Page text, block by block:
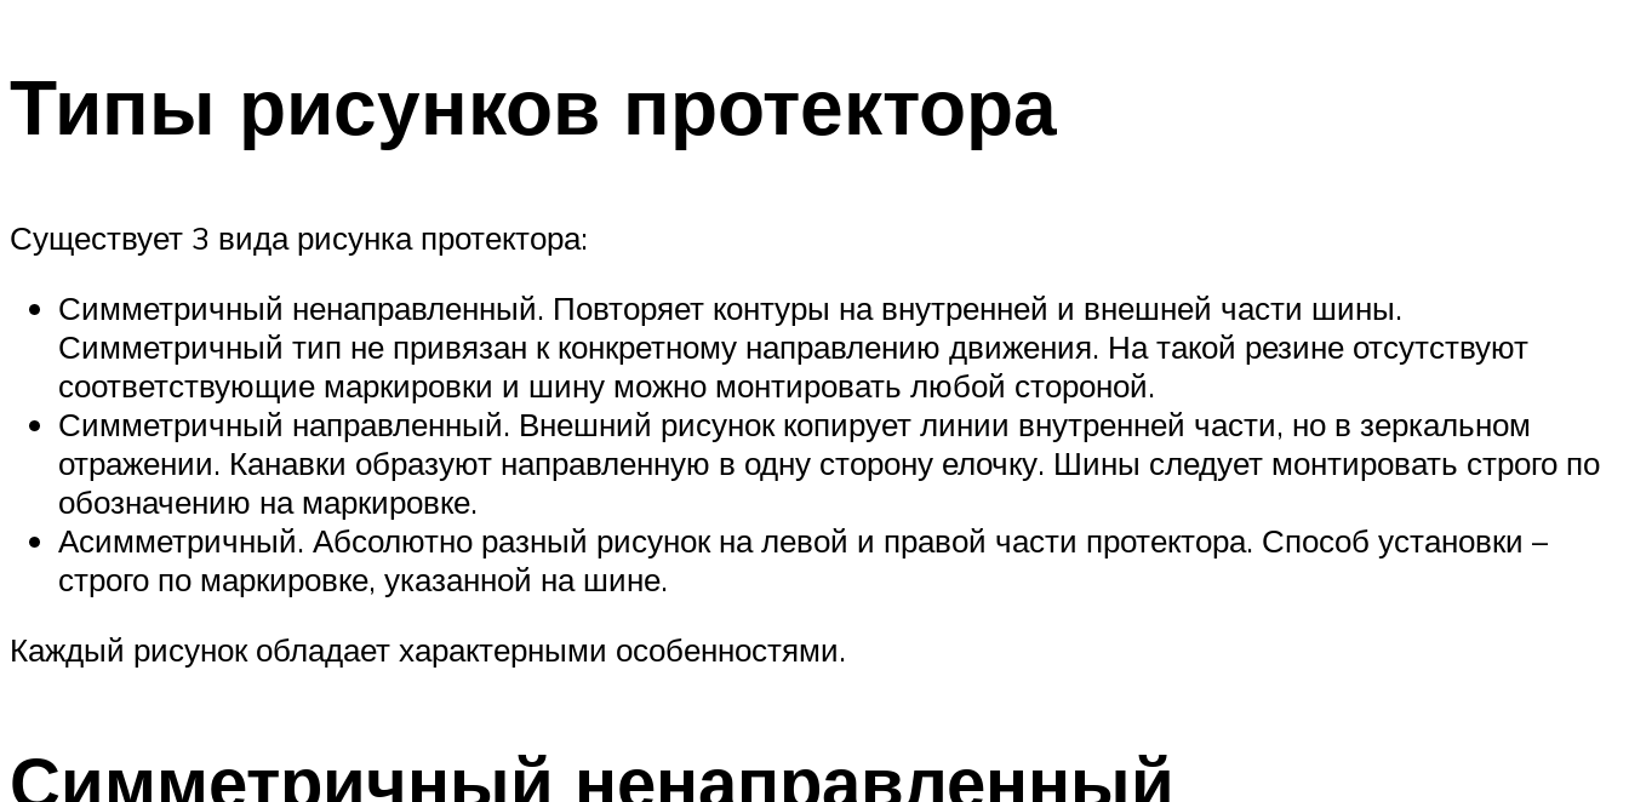
Типы рисунков протектора
Существует 3 вида рисунка протектора:
Симметричный ненаправленный. Повторяет контуры на внутренней и внешней части шины.
Симметричный тип не привязан к конкретному направлению движения. На такой резине отсутствуют
соответствующие маркировки и шину можно монтировать любой стороной.
Симметричный направленный. Внешний рисунок копирует линии внутренней части, но в зеркальном
отражении. Канавки образуют направленную в одну сторону елочку. Шины следует монтировать строго по
обозначению на маркировке.
Асимметричный. Абсолютно разный рисунок на левой и правой части протектора. Способ установки –
строго по маркировке, указанной на шине.
Каждый рисунок обладает характерными особенностями.
Симметричный ненаправленный